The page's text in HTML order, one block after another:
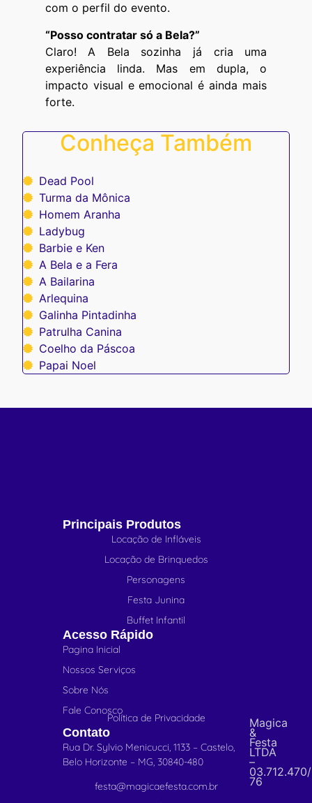
com o perfil do evento.
“Posso contratar só a Bela?”
Claro! A Bela sozinha já cria uma
experiência linda. Mas em dupla, o
impacto visual e emocional é ainda mais
forte.
Conheça Também
Dead Pool
Turma da Mônica
Homem Aranha
Ladybug
Barbie e Ken
A Bela e a Fera
A Bailarina
Arlequina
Galinha Pintadinha
Patrulha Canina
Coelho da Páscoa
Papai Noel
Principais Produtos
Locação de Infláveis
Locação de Brinquedos
Personagens
Festa Junina
Buffet Infantil
Acesso Rápido
Pagina Inicial
Nossos Serviços
Sobre Nós
Fale Conosco
Política de Privacidade
Contato
Rua Dr. Sylvio Menicucci, 1133 – Castelo,
Belo Horizonte – MG, 30840-480
festa@magicaefesta.com.br
Magica
&
Festa
LTDA
–
76